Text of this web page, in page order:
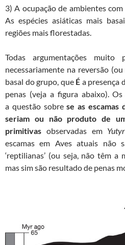
3) A ocupação de ambientes
As espécies asiáticas mais
regiões mais florestadas.
Todas argumentações muito
necessariamente na reversão
basal do grupo, que É a presença
penas (veja a figura abaixo).
a questão sobrese as escamas
seriam ou não produto de
primitivas observadas em
escamas em Aves atuais não
‘reptilianas’ (ou seja, não têm a
mas sim são resultado de penas